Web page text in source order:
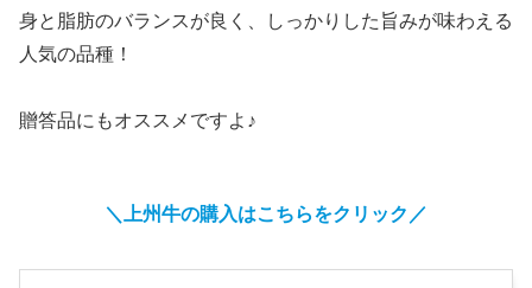
身と脂肪のバランスが良く、しっかりした旨みが味わえる
人気の品種！
贈答品にもオススメですよ♪
＼上州牛の購入はこちらをクリック／